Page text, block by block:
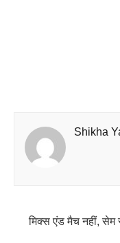
Shikha
मिक्स एंड मैच नहीं,